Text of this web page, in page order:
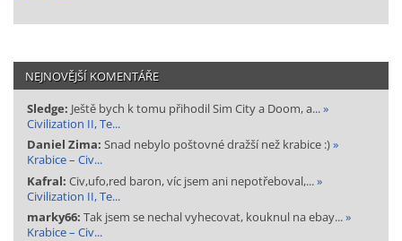
NEJNOVĚJŠÍ KOMENTÁŘE
Sledge: Ještě bych k tomu přihodil Sim City a Doom, a...»
Civilization II, Te...
Daniel Zima: Snad nebylo poštovné dražší než krabice :)»
Krabice – Civ...
Kafral: Civ,ufo,red baron, víc jsem ani nepotřeboval,...»
Civilization II, Te...
marky66: Tak jsem se nechal vyhecovat, kouknul na ebay...»
Krabice – Civ...